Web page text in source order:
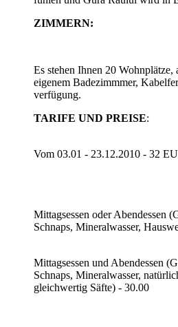
ZIMMERN:
Es stehen Ihnen 20
eigenem Badezimmmer,
verfügung.
TARIFE UND PREISE:
Vom 03.01 - 23.12.2010 - 32
Mittagsessen oder Abendessen
Schnaps, Mineralwasser,
Mittagsessen und Abendessen
Schnaps, Mineralwasser,
gleichwertig Säfte) - 30.00